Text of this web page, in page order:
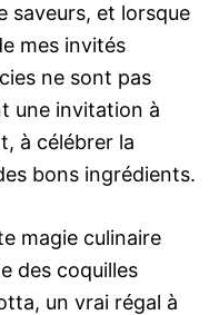
saveurs, et lorsque
mes invités
ne sont pas
une invitation à
à célébrer la
bons ingrédients.
magie culinaire
des coquilles
un vrai régal à